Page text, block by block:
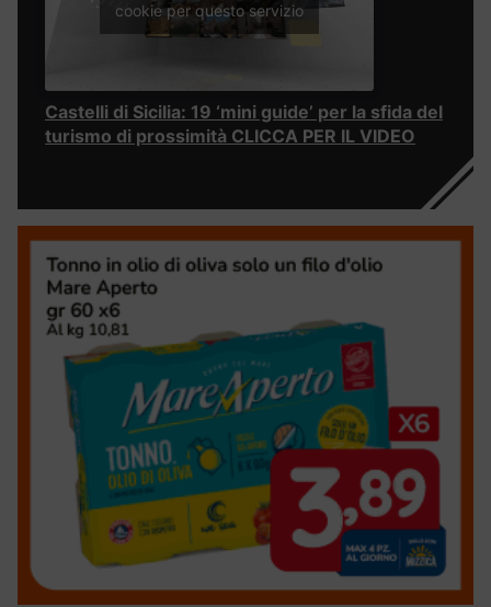
cookie per questo servizio
Castelli di Sicilia: 19 ‘mini guide’ per la sfida del
turismo di prossimità CLICCA PER IL VIDEO